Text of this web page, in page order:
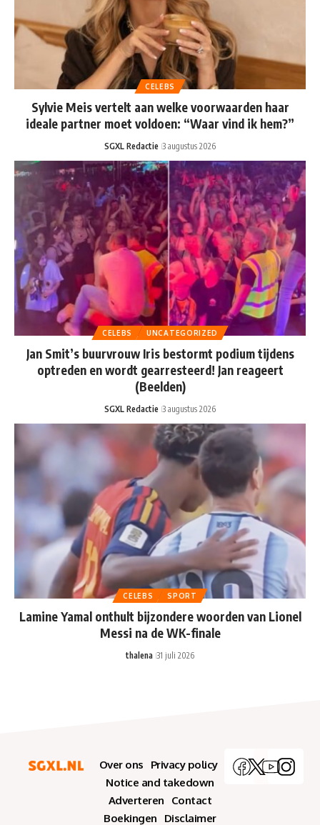
CELEBS
Sylvie Meis vertelt aan welke voorwaarden haar
ideale partner moet voldoen: “Waar vind ik hem?”
SGXL Redactie 3 augustus 2026
CELEBS UNCATEGORIZED
Jan Smit’s buurvrouw Iris bestormt podium tijdens
optreden en wordt gearresteerd! Jan reageert
(Beelden)
SGXL Redactie 3 augustus 2026
CELEBS SPORT
Lamine Yamal onthult bijzondere woorden van Lionel
Messi na de WK-finale
thalena 31 juli 2026
Over ons
Privacy policy
Notice and takedown
Adverteren
Contact
Boekingen
Disclaimer